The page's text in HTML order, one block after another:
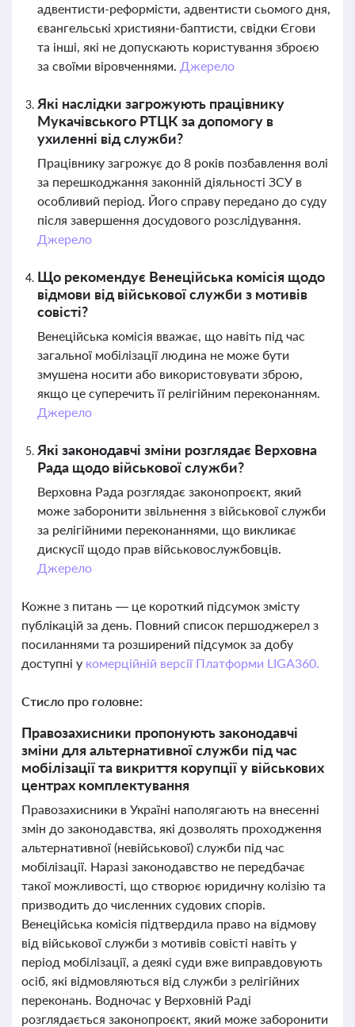
адвентисти-реформісти, адвентисти сьомого дня,
євангельські християни-баптисти, свідки Єгови
та інші, які не допускають користування зброєю
за своїми віровченнями. Джерело
Які наслідки загрожують працівнику
Мукачівського РТЦК за допомогу в
ухиленні від служби?
Працівнику загрожує до 8 років позбавлення волі
за перешкоджання законній діяльності ЗСУ в
особливий період. Його справу передано до суду
після завершення досудового розслідування.
Джерело
Що рекомендує Венеційська комісія щодо
відмови від військової служби з мотивів
совісті?
Венеційська комісія вважає, що навіть під час
загальної мобілізації людина не може бути
змушена носити або використовувати зброю,
якщо це суперечить її релігійним переконанням.
Джерело
Які законодавчі зміни розглядає Верховна
Рада щодо військової служби?
Верховна Рада розглядає законопроєкт, який
може заборонити звільнення з військової служби
за релігійними переконаннями, що викликає
дискусії щодо прав військовослужбовців.
Джерело
Кожне з питань — це короткий підсумок змісту
публікацій за день. Повний список першоджерел з
посиланнями та розширений підсумок за добу
доступні у комерційній версії Платформи LIGA360.
Стисло про головне:
Правозахисники пропонують законодавчі
зміни для альтернативної служби під час
мобілізації та викриття корупції у військових
центрах комплектування
Правозахисники в Україні наполягають на внесенні
змін до законодавства, які дозволять проходження
альтернативної (невійськової) служби під час
мобілізації. Наразі законодавство не передбачає
такої можливості, що створює юридичну колізію та
призводить до численних судових спорів.
Венеційська комісія підтвердила право на відмову
від військової служби з мотивів совісті навіть у
період мобілізації, а деякі суди вже виправдовують
осіб, які відмовляються від служби з релігійних
переконань. Водночас у Верховній Раді
розглядається законопроєкт, який може заборонити